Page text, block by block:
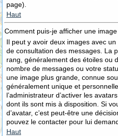
page).
Haut
Comment puis-je afficher une
Il peut y avoir deux images avec
de consultation des messages. La
rang, généralement des étoiles ou
nombre de messages ou votre
une image plus grande, connue
généralement unique et
l’administrateur d’activer les
dont ils sont mis à disposition. Si
d’avatar, c’est peut-être une
pouvez le contacter pour lui
Haut